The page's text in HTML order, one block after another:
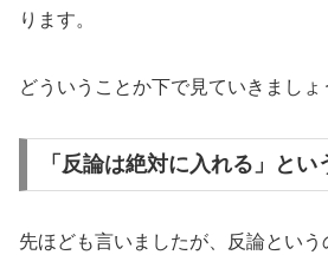
ります。
どういうことか下で見ていきましょ
「反論は絶対に入れる」と
先ほども言いましたが、反論という